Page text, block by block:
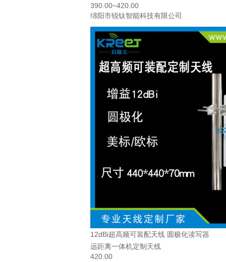
390.00~420.00
绵阳市锐钛智能科技有限公司
12dBi超高频可装配天线 圆极化读写器
远距离一体机定制天线
420.00